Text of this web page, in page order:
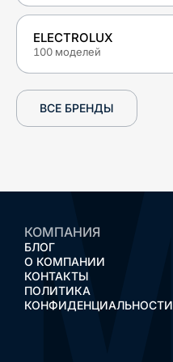
ELECTROLUX
100 моделей
ВСЕ БРЕНДЫ
КОМПАНИЯ
БЛОГ
О КОМПАНИИ
КОНТАКТЫ
ПОЛИТИКА
КОНФИДЕНЦИАЛЬНОСТИ